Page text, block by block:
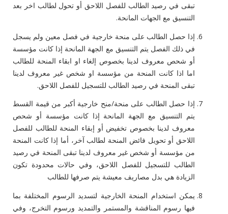
تبقى في رصيد الطالب للفصل اللاحق أو تحول لطالب اخر بعد
التنسيق مع الجهات المانحة.
إذا حصل الطالب على منحة خارجية في فصل معين ولم يسجل
في ذلك الفصل يتم التنسيق مع الجهة المانحة إذا كانت مؤسسة
أو شحص معروف لدينا بخصوص إلغاء او ابقاء المنحة للطالب
اما اذا كانت المنحة من مؤسسة او شخص غير معروف لدينا
تبقى المنحة في رصيد الطالب للتسجيل للفصل اللاحق.
إذا حصل الطالب على منحة/منح خارجية أكبر من قيمة القسط
يتم التنسيق مع الجهة المانحة إذا كانت مؤسسة أو شحص
معروف لدينا بخصوص تخفيض أو إبقاء المنحة للطالب للفصل
اللاحق أو تحويل فائض المنحة لطالب آخر، أما إذا كانت المنحة
من مؤسسة أو شخص غير معروف لدينا تبقى المنحة في رصيد
الطالب للتسجيل للفصل اللاحق، وفي حالات محدودة تكون
الزيادة هي بدل مصاريف معيشة يتم صرفها للطالب
يمكن استخدام المنحة الخارجية لتسديد الرسوم المختلفة بما
فيها رسوم المناقشة والمستمر والتمديد ورسوم التخرج، وفي